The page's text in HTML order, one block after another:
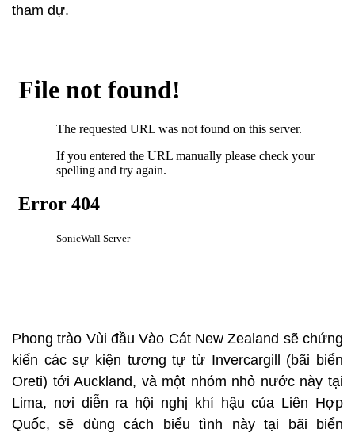
tham dự.
Phong trào Vùi đầu Vào Cát New Zealand sẽ chứng
kiến các sự kiện tương tự từ Invercargill (bãi biển
Oreti) tới Auckland, và một nhóm nhỏ nước này tại
Lima, nơi diễn ra hội nghị khí hậu của Liên Hợp
Quốc, sẽ dùng cách biểu tình này tại bãi biển